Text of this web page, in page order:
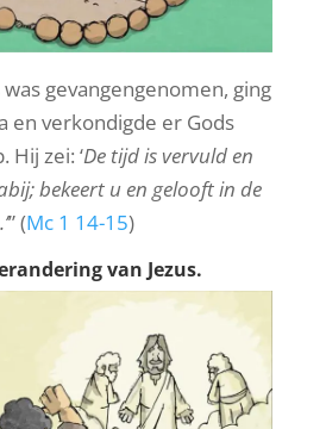
was gevangengenomen, ging
en verkondigde er Gods
Hij zei: ‘De tijd is vervuld en
bekeert u en gelooft in de
” (Mc 1 14-15)
van Jezus.